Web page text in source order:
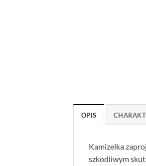
OPIS
Kamizelka
szkodliwym